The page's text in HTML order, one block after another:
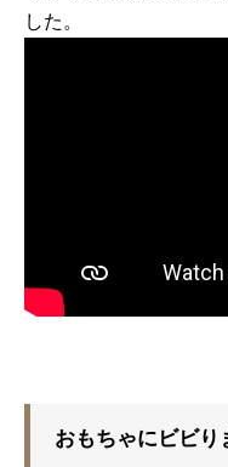
した。
おもちゃにビビり